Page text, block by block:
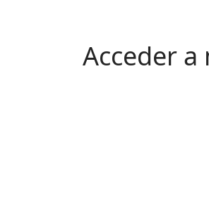
Acceder